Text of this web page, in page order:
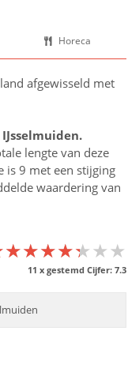
Horeca
afgewisseld met
IJsselmuiden.
lengte van deze
is 9 met een stijging
waardering van
11 x gestemd Cijfer: 7.3